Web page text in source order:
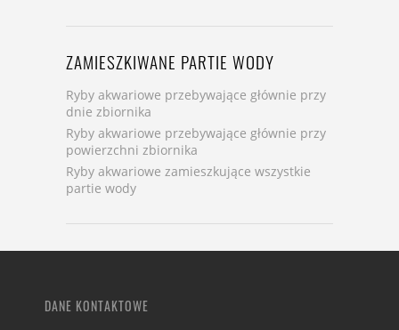
ZAMIESZKIWANE PARTIE WODY
Ryby akwariowe przebywające głównie przy
dnie zbiornika
Ryby akwariowe przebywające głównie przy
powierzchni zbiornika
Ryby akwariowe zamieszkujące wszystkie
partie wody
DANE KONTAKTOWE